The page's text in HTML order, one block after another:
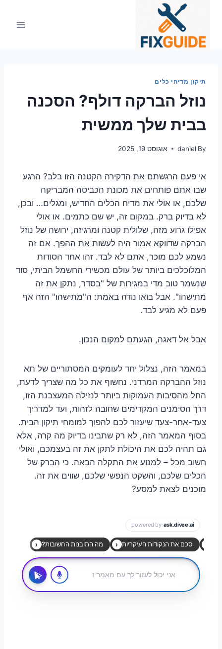
תיקון מדיחי כלים
נוזל הברקה דולף? הסכנה
בבית שלך ממשית
By
daniel אוגוסט 19, 2025
אי פעם הרגשתם את הדקירה הקטנה הזו בלב? הרגע
שבו אתם פותחים את מכונת הכביסה המבריקה
שלכם, או אולי את מדיח הכלים החדיש, ומגלים… ובכן,
לא בדיוק ברק. במקום זה, יש שם כתמים. או אולי
אפילו גרוע מזה, שלולית קטנה ומרגיזה, ירושה של נוזל
הברקה שדווקא אמור היה לעשות את ההפך. אם זה
נשמע לכם מוכר, אתם לא לבד. זהו אחד הסודות
המלוכלכים ביותר של עולם מכשירי החשמל הביתי, סוד
שנשמר טוב מדי במגירות של "בסדר, נתקן את זה
מתישהו". אבל בואו נודה באמת: ה"מתישהו" הזה אף
פעם לא מגיע לבד.
אבל אל דאגה, הגעתם למקום הנכון.
במאמר הזה, נצלול יחד לעומקים המסתוריים של תא
נוזל ההברקה המרדני. נחשוף את כל מה שצריך לדעת,
החל מהסיבות העמוקות ביותר לנזילה המעצבנת הזו,
דרך הסימנים המקדימים שחובה לזהות, ועד למדריך
צעד-אחר-צעד שיעזור לכם להפוך למומחי תיקון הבית.
בסוף המאמר הזה, לא רק שתבינו בדיוק מה קרה, אלא
גם תהיה לכם את היכולת לתקן את זה בעצמכם, ואולי
חשוב מכל – למנוע את התקלה הבאה. כי הברק של
הכלים שלכם, והשקט הנפשי שלכם, שווים את זה.
מוכנים לצאת למסע?